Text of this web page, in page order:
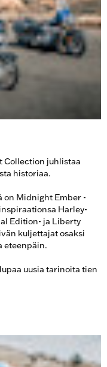
Collection juhlistaa
historiaa.
on Midnight Ember -
Harley-
Edition- ja Liberty
kuljettajat osaksi
eteenpäin.
uusia tarinoita tien